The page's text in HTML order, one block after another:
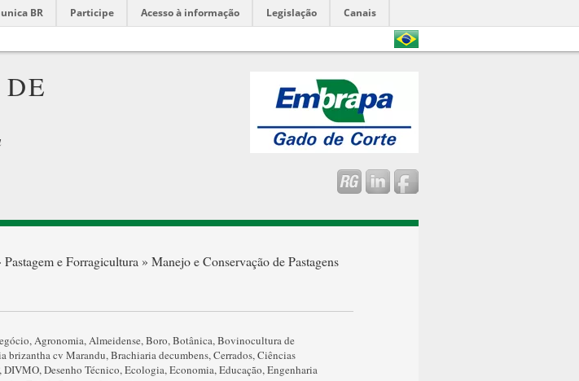
BR Participe Acesso à informação Legislação Canais
e Forragicultura » Manejo e Conservação de Pastagens
,Agronomia,Almeidense,Boro,Botânica,Bovinocultura de
brizantha cv Marandu,Brachiaria decumbens,Cerrados,Ciências
,DIVMO,Desenho Técnico,Ecologia,Economia,Educação,Engenharia